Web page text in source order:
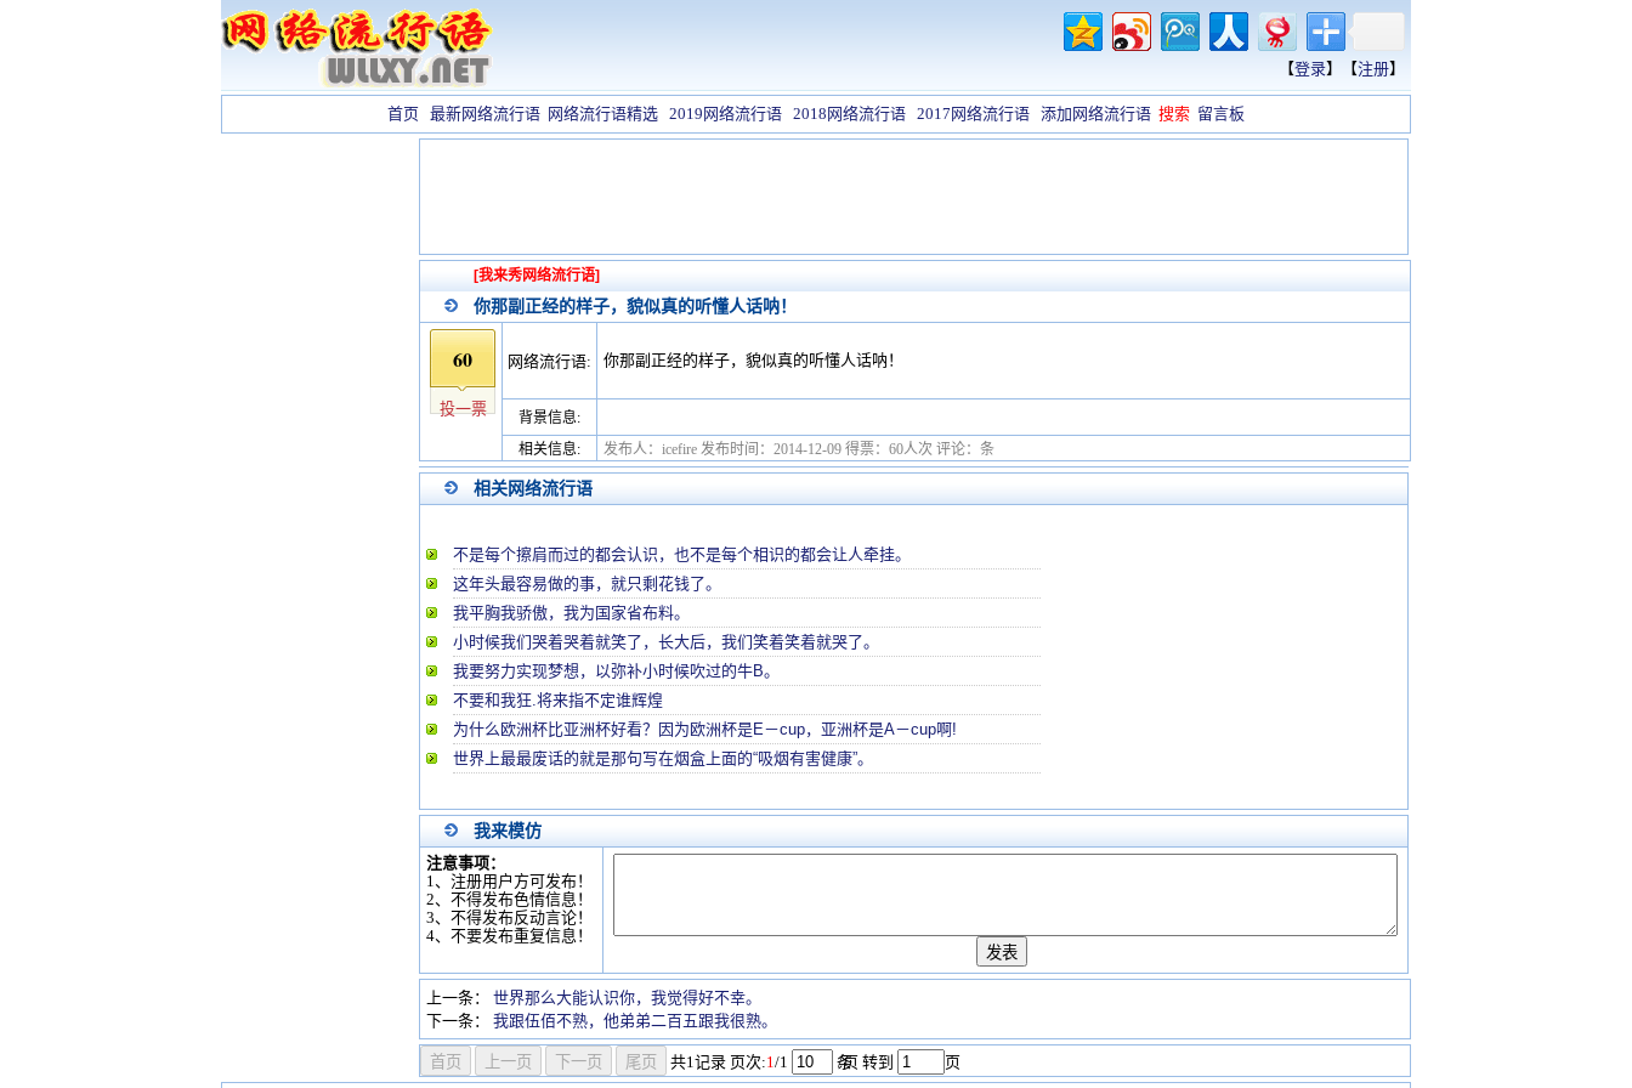
【登录】【注册】
首页 最新网络流行语 网络流行语精选 2019网络流行语 2018网络流行语 2017网络流行语 添加网络流行语 搜索 留言板
[我来秀网络流行语]
你那副正经的样子，貌似真的听懂人话呐！
60
投一票
网络流行语: 你那副正经的样子，貌似真的听懂人话呐！
背景信息:
相关信息:
发布人：icefire 发布时间：2014-12-09 得票：60人次 评论：条
相关网络流行语
不是每个擦肩而过的都会认识，也不是每个相识的都会让人牵挂。
这年头最容易做的事，就只剩花钱了。
我平胸我骄傲，我为国家省布料。
小时候我们哭着哭着就笑了，长大后，我们笑着笑着就哭了。
我要努力实现梦想，以弥补小时候吹过的牛B。
不要和我狂.将来指不定谁辉煌
为什么欧洲杯比亚洲杯好看？因为欧洲杯是E－cup，亚洲杯是A－cup啊!
世界上最最废话的就是那句写在烟盒上面的“吸烟有害健康”。
我来模仿
注意事项：
1、注册用户方可发布！
2、不得发布色情信息！
3、不得发布反动言论！
4、不要发布重复信息！
上一条：
世界那么大能认识你，我觉得好不幸。
下一条：
我跟伍佰不熟，他弟弟二百五跟我很熟。
共1记录 页次:1/1 条
/页 转到 页